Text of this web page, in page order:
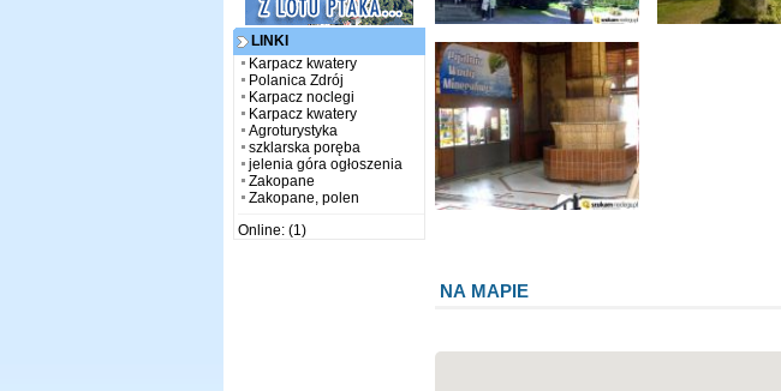
LINKI
Karpacz kwatery
Polanica Zdrój
Karpacz noclegi
Karpacz kwatery
Agroturystyka
szklarska poręba
jelenia góra ogłoszenia
Zakopane
Zakopane, polen
Online: (1)
NA MAPIE